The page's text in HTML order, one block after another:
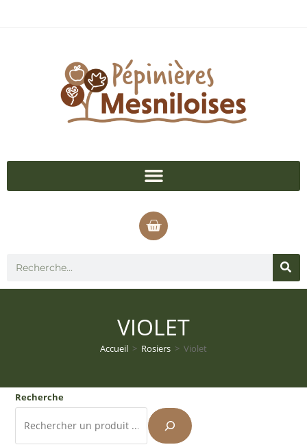
VIOLET
Accueil > Rosiers > Violet
Recherche